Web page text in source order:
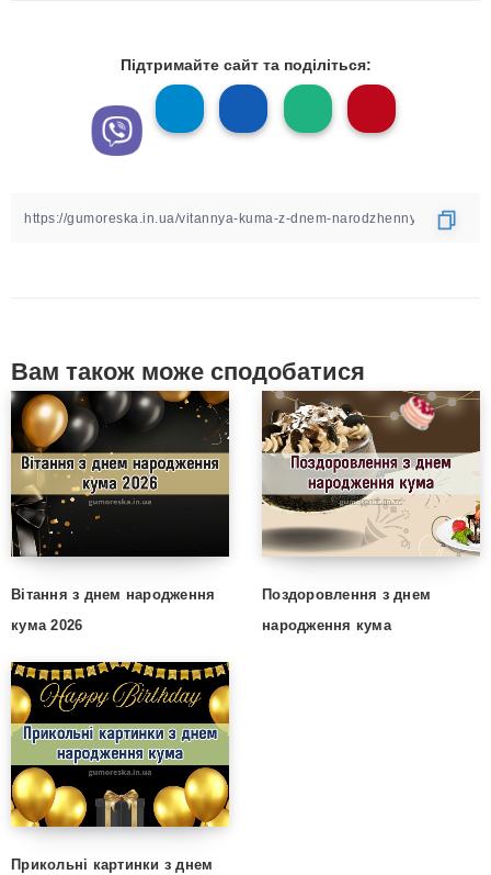
Підтримайте сайт та поділіться:
Вам також може сподобатися
Вітання з днем народження
кума 2026
Поздоровлення з днем
народження кума
Прикольні картинки з днем